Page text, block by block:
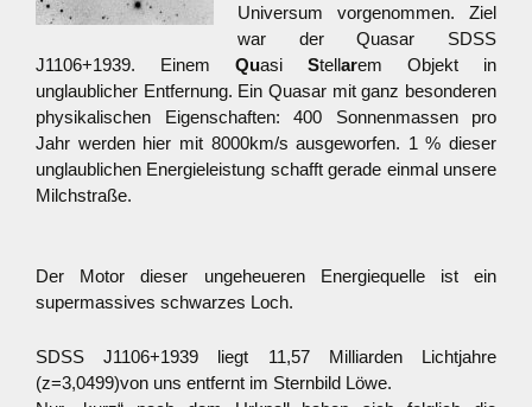
Universum vorgenommen. Ziel
war der Quasar SDSS
J1106+1939. Einem Quasi Stellarem Objekt in
unglaublicher Entfernung. Ein Quasar mit ganz besonderen
physikalischen Eigenschaften: 400 Sonnenmassen pro
Jahr werden hier mit 8000km/s ausgeworfen. 1 % dieser
unglaublichen Energieleistung schafft gerade einmal unsere
Milchstraße.
Der Motor dieser ungeheueren Energiequelle ist ein
supermassives schwarzes Loch.
SDSS J1106+1939 liegt 11,57 Milliarden Lichtjahre
(z=3,0499)von uns entfernt im Sternbild Löwe.